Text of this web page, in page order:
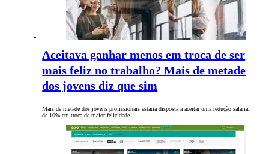
Aceitava ganhar menos em troca de ser
mais feliz no trabalho? Mais de metade
dos jovens diz que sim
Mais de metade dos jovens profissionais estaria disposta a aceitar uma redução salarial
de 10% em troca de maior felicidade…